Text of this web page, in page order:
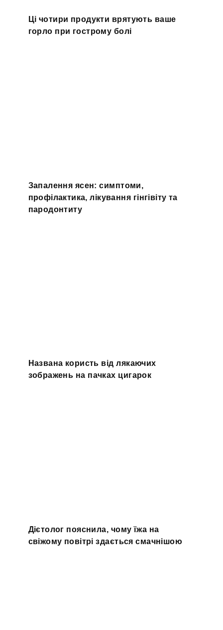
Ці чотири продукти врятують ваше
горло при гострому болі
Запалення ясен: симптоми,
профілактика, лікування гінгівіту та
пародонтиту
Названа користь від лякаючих
зображень на пачках цигарок
Дієтолог пояснила, чому їжа на
свіжому повітрі здається смачнішою